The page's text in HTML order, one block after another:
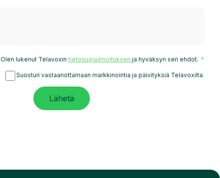
Olen lukenut Telavoxin tietosuojailmoituksen ja hyväksyn sen ehdot.
Suostun vastaanottamaan markkinointia ja päivityksiä Telavoxilta.
Lähetä